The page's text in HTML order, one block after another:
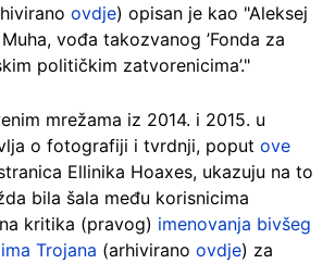
ovdje) opisan je kao "Aleksej
vođa takozvanog ’Fonda za
političkim zatvorenicima’."
mrežama iz 2014. i 2015. u
o fotografiji i tvrdnji, poput ove
Ellinika Hoaxes, ukazuju na to
bila šala među korisnicima
kritika (pravog) imenovanja bivšeg
Trojana (arhivirano ovdje) za